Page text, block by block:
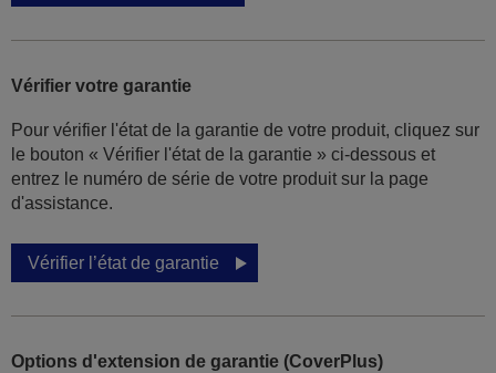
Vérifier votre garantie
Pour vérifier l'état de la garantie de votre produit, cliquez sur
le bouton « Vérifier l'état de la garantie » ci-dessous et
entrez le numéro de série de votre produit sur la page
d'assistance.
Vérifier l’état de garantie
Options d'extension de garantie (CoverPlus)